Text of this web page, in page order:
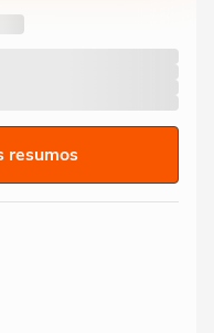
resumos